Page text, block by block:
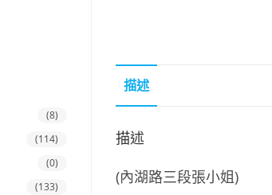
描述
描述
(內湖路三段張小姐)
(8)
(114)
(0)
(133)